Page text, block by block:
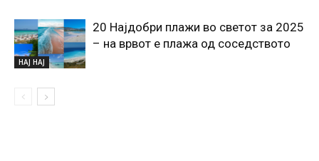
НАЈ НАЈ
20 Најдобри плажи во светот за 2025
– на врвот е плажа од соседството